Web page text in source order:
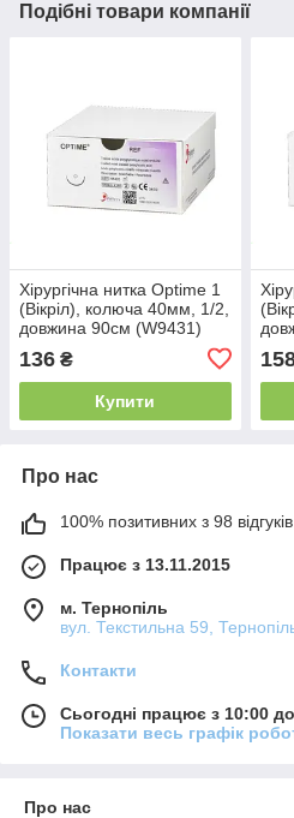
Подібні товари компанії
Хірургічна нитка Optime 1
(Вікріл), колюча 40мм, 1/2,
довжина 90см (W9431)
136 ₴
Купити
Про нас
100% позитивних з 98 відгуків
Працює з 13.11.2015
м. Тернопіль
вул. Текстильна 59,
Контакти
Сьогодні працює з 10:00
Показати весь графік
Про нас